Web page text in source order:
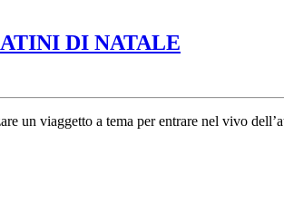
DI NATALE
ON
viaggetto a tema per entrare nel vivo